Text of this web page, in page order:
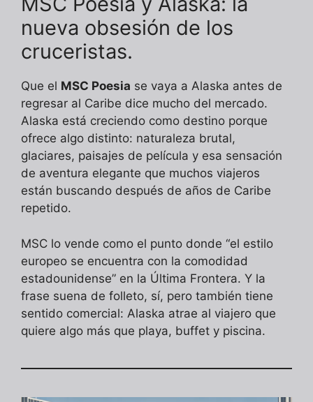
nueva obsesión de los
cruceristas.
Que el MSC Poesia se vaya a Alaska antes de
regresar al Caribe dice mucho del mercado.
Alaska está creciendo como destino porque
ofrece algo distinto: naturaleza brutal,
glaciares, paisajes de película y esa sensación
de aventura elegante que muchos viajeros
están buscando después de años de Caribe
repetido.
MSC lo vende como el punto donde “el estilo
europeo se encuentra con la comodidad
estadounidense” en la Última Frontera. Y la
frase suena de folleto, sí, pero también tiene
sentido comercial: Alaska atrae al viajero que
quiere algo más que playa, buffet y piscina.